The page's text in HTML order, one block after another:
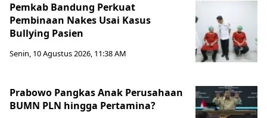
Pemkab Bandung Perkuat
Pembinaan Nakes Usai Kasus
Bullying Pasien
Senin, 10 Agustus 2026, 11:38 AM
Prabowo Pangkas Anak Perusahaan
BUMN PLN hingga Pertamina?